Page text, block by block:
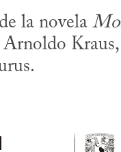
la novela
Kraus,